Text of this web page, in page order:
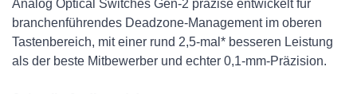
Analog Optical Switches Gen-2 präzise entwickelt für
branchenführendes Deadzone-Management im oberen
Tastenbereich, mit einer rund 2,5-mal* besseren Leistung
als der beste Mitbewerber und echter 0,1-mm-Präzision.